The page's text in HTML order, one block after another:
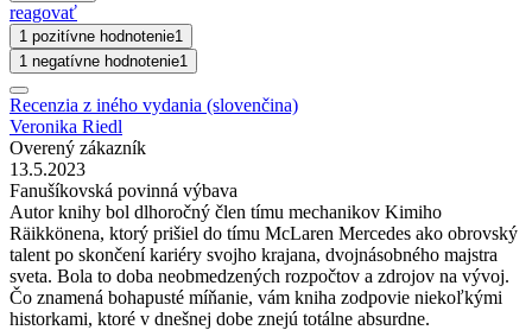
reagovať
1 pozitívne hodnotenie1
1 negatívne hodnotenie1
Recenzia z iného vydania (slovenčina)
Veronika Riedl
Overený zákazník
13.5.2023
Fanušíkovská povinná výbava
Autor knihy bol dlhoročný člen tímu mechanikov Kimiho
Räikkönena, ktorý prišiel do tímu McLaren Mercedes ako obrovský
talent po skončení kariéry svojho krajana, dvojnásobného majstra
sveta. Bola to doba neobmedzených rozpočtov a zdrojov na vývoj.
Čo znamená bohapusté míňanie, vám kniha zodpovie niekoľkými
historkami, ktoré v dnešnej dobe znejú totálne absurdne.